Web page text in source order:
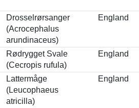
Drosselrørsanger
(Acrocephalus
arundinaceus)
England
Rødrygget Svale
(Cecropis rufula)
England
Lattermåge
(Leucophaeus
atricilla)
England